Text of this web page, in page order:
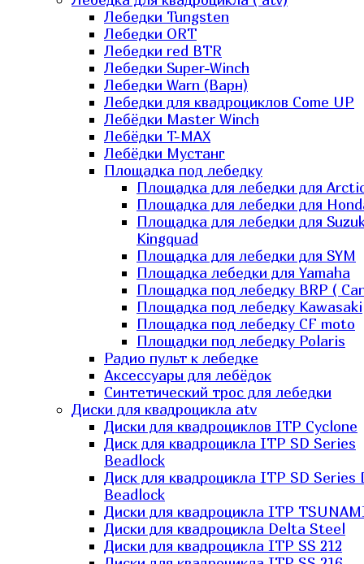
Лебедки Tungsten
Лебедки ORT
Лебедки red BTR
Лебедки Super-Winch
Лебедки Warn (Варн)
Лебедки для квадроциклов Come UP
Лебёдки Master Winch
Лебёдки T-MAX
Лебёдки Мустанг
Площадка под лебедку
Площадка для лебедки для
Площадка для лебедки для
Площадка для лебедки для
Kingquad
Площадка для лебедки для SYM
Площадка лебедки для Yamaha
Площадка под лебедку BRP (
Площадка под лебедку Kawasaki
Площадка под лебедку СF moto
Площадки под лебедку Polaris
Радио пульт к лебедке
Аксессуары для лебёдок
Синтетический трос для лебедки
Диски для квадроцикла atv
Диски для квадроциклов ITP Cyclone
Диск для квадроцикла ITP SD Series
Beadlock
Диск для квадроцикла ITP SD Series
Beadlock
Диски для квадроцикла ITP
Диски для квадроцикла Delta Steel
Диски для квадроцикла ITP SS 212